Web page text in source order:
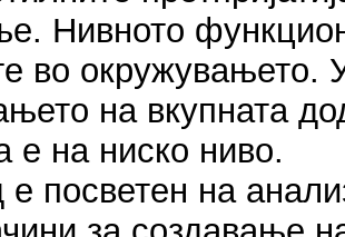
Нивното
во окружувањето.
на вкупната
е на ниско ниво.
е посветен на